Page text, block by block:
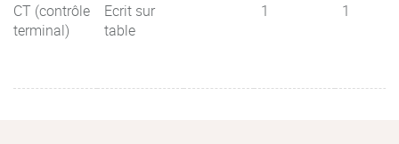
CT (contrôle
terminal)
Ecrit sur
table
1 1